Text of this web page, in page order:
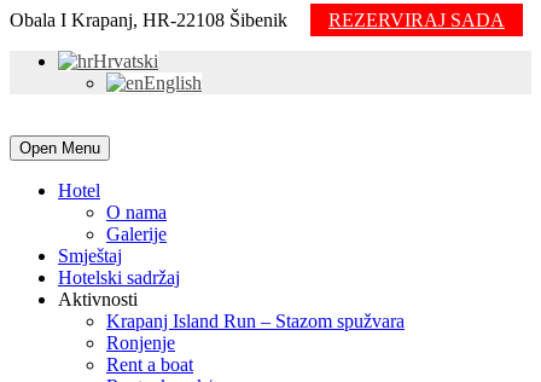
Obala I Krapanj, HR-22108 Šibenik
REZERVIRAJ SADA
Hrvatski
English
Open Menu
Hotel
O nama
Galerije
Smještaj
Hotelski sadržaj
Aktivnosti
Krapanj Island Run – Stazom spužvara
Ronjenje
Rent a boat